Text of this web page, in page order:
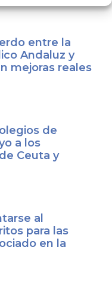
entre la
Andaluz y
mejoras reales
de
a los
Ceuta y
al
para las
en la